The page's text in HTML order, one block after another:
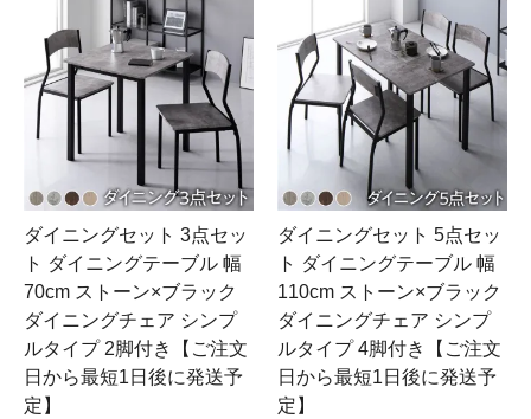
ダイニングセット 3点セッ
ト ダイニングテーブル 幅
70cm ストーン×ブラック
ダイニングチェア シンプ
ルタイプ 2脚付き【ご注文
日から最短1日後に発送予
定】
ダイニングセット 5点セッ
ト ダイニングテーブル 幅
110cm ストーン×ブラック
ダイニングチェア シンプ
ルタイプ 4脚付き【ご注文
日から最短1日後に発送予
定】